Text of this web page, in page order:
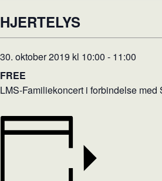
HJERTELYS
30. oktober 2019 kl 10:00 - 11:00
FREE
LMS-Familiekoncert i forbindelse